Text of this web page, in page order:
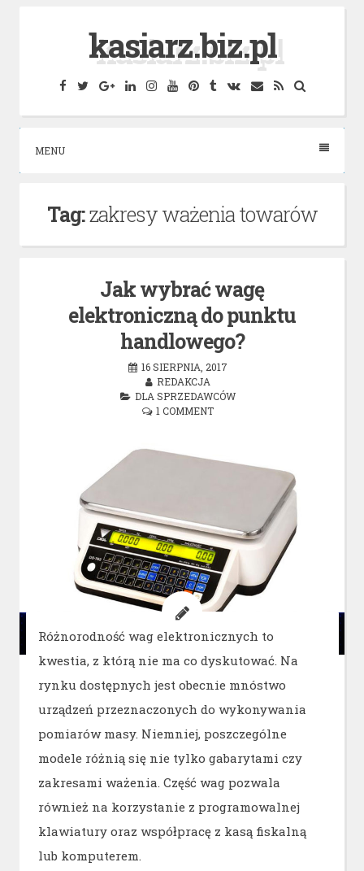
kasiarz.biz.pl
Facebook
TwitterGoogleLinkedinInstagram
YouTubePinterest
Tumblr
VK EmailRSS
MENU
Tag:zakresy ważenia towarów
Jak wybrać wagę
elektroniczną do punktu
handlowego?
16 SIERPNIA, 2017
REDAKCJA
DLA SPRZEDAWCÓW
1 COMMENT
Różnorodność wag elektronicznych to
kwestia, z którą nie ma co dyskutować. Na
rynku dostępnych jest obecnie mnóstwo
urządzeń przeznaczonych do wykonywania
pomiarów masy. Niemniej, poszczególne
modele różnią się nie tylko gabarytami czy
zakresami ważenia. Część wag pozwala
również na korzystanie z programowalnej
klawiatury oraz współpracę z kasą fiskalną
lub komputerem.